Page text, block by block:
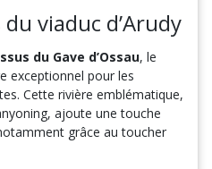
viaduc d’Arudy
du Gave d’Ossau, le
exceptionnel pour les
Cette rivière emblématique,
ajoute une touche
grâce au toucher